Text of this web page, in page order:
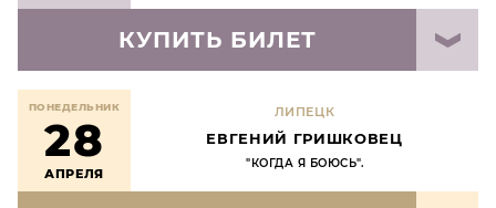
КУПИТЬ БИЛЕТ
ПОНЕДЕЛЬНИК
28
АПРЕЛЯ
ЛИПЕЦК
ЕВГЕНИЙ ГРИШКОВЕЦ
"КОГДА Я БОЮСЬ".